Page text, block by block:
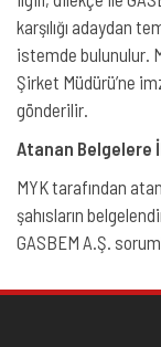
karşılığı adaydan
istemde bulunulur.
Şirket Müdürü’ne
gönderilir.
Atanan Belgelere
MYK tarafından
şahısların
GASBEM A.Ş.